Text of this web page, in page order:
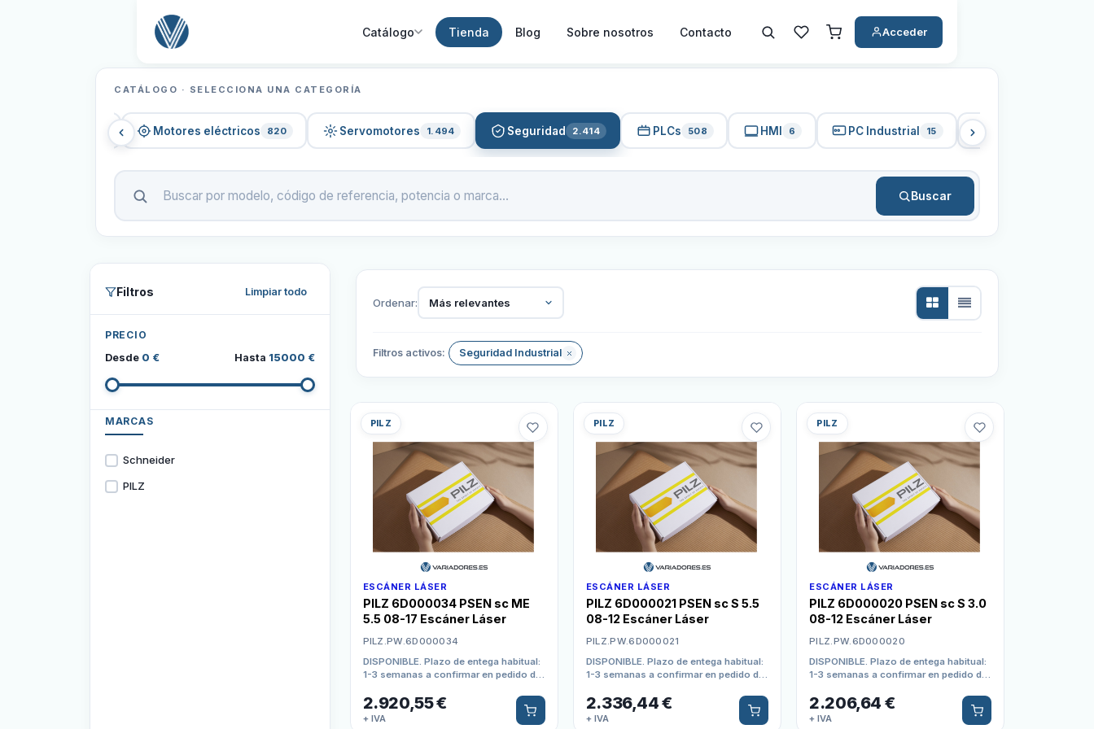
Catálogo Tienda Blog Sobre nosotros Contacto Acceder
CATÁLOGO · SELECCIONA UNA CATEGORÍA
Motores eléctricos 820 Servomotores 1.494 Seguridad 2.414 PLCs 508 HMI 6 PC Industrial 15
Buscar
Filtros Limpiar todo
PRECIO
Desde 0 € Hasta 15000 €
MARCAS
Schneider
PILZ
Ordenar: Más relevantes
Filtros activos: Seguridad Industrial
PILZ
ESCÁNER LÁSER
PILZ 6D000034 PSEN sc ME
5.5 08-17 Escáner Láser
PILZ.PW.6D000034
DISPONIBLE. Plazo de entega habitual:
1-3 semanas a confirmar en pedido de
2.920,55€
+ IVA
PILZ
ESCÁNER LÁSER
PILZ 6D000021 PSEN sc S 5.5
08-12 Escáner Láser
PILZ.PW.6D000021
DISPONIBLE. Plazo de entega habitual:
1-3 semanas a confirmar en pedido de
2.336,44€
+ IVA
PILZ
ESCÁNER LÁSER
PILZ 6D000020 PSEN sc S 3.0
08-12 Escáner Láser
PILZ.PW.6D000020
DISPONIBLE. Plazo de entega habitual:
1-3 semanas a confirmar en pedido de
2.206,64 €
+ IVA